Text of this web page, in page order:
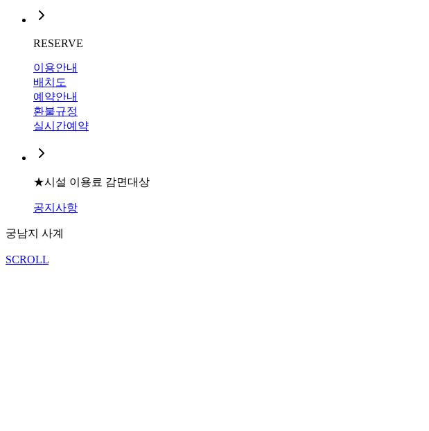
RESERVE
이용안내
배치도
예약안내
환불규정
실시간예약
★시설 이용료 감면대상
공지사항
궁남지 사계
SCROLL